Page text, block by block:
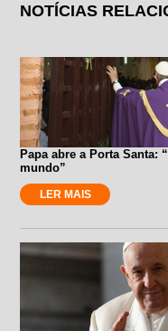
NOTÍCIAS
Papa abre a Porta Santa:
mundo”
LER MAIS